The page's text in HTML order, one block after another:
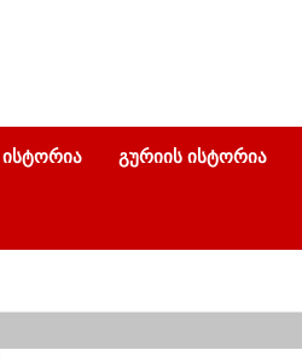
ᲘᲡᲢᲝᲠᲘᲐ ᲒᲣᲠᲘᲘᲡ ᲘᲡᲢᲝᲠᲘᲐ